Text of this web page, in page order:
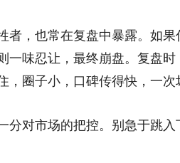
，也常在复盘中暴露。如果
一味忍让，最终崩盘。复盘
圈子小，口碑传得快，一次
对市场的把控。别急于跳入